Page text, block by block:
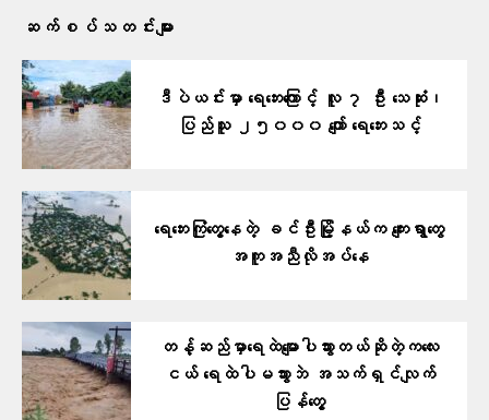
ဆက်စပ်သတင်းများ
ဒီပဲယင်းမှာ ရေဘေးကြောင့် လူ ၇ ဦး သေဆုံး၊
ပြည်သူ ၂၅၀၀၀ ကျော် ရေဘေးသင့်
ရေဘေးကြုံတွေ့နေတဲ့ ခင်ဦးမြို့နယ်က ကျေးရွာတွေ
အကူအညီလိုအပ်နေ
တန့်ဆည်မှာ​ရေထဲ​မျောပါသွားတယ်ဆိုတဲ့ကလေး
ငယ် ရေထဲပါမသွားဘဲ အသက်ရှင်လျက်
ပြန်​တွေ့